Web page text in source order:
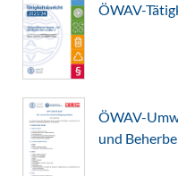
ÖWAV-
ÖWAV-
und